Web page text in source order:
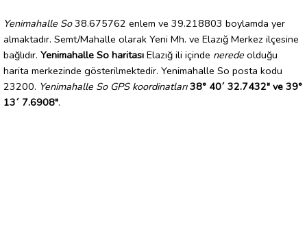
Yenimahalle So38.675762 enlem ve 39.218803 boylamda yer
almaktadır. Semt/Mahalle olarak Yeni Mh. ve Elazığ Merkez ilçesine
bağlıdır. Yenimahalle So haritası Elazığ ili içinde nerede olduğu
harita merkezinde gösterilmektedir. Yenimahalle So posta kodu
23200. Yenimahalle So GPS koordinatları 38° 40´ 32.7432" ve 39°
13´ 7.6908".